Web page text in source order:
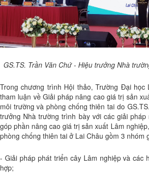
GS.TS. Trần Văn Chứ - Hiệu trưởng Nhà
Trong chương trình Hội thảo, Trường Đại học
tham luận về Giải pháp nâng cao giá trị sản
môi trường và phòng chống thiên tai do
trưởng Nhà trường trình bày với các giải
góp phần nâng cao giá trị sản xuất Lâm
phòng chống thiên tai ở Lai Châu gồm 3 nhóm
- Giải pháp phát triển cây Lâm nghiệp và các
hợp;